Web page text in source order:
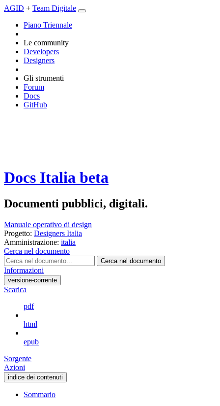
AGID + Team Digitale
Piano Triennale
Le community
Developers
Designers
Gli strumenti
Forum
Docs
GitHub
Docs Italia beta
Documenti pubblici, digitali.
Manuale operativo di design
Progetto: Designers Italia
Amministrazione: italia
Cerca nel documento
Cerca nel documento
Informazioni
versione-corrente
Scarica
pdf
html
epub
Sorgente
Azioni
indice dei contenuti
Sommario